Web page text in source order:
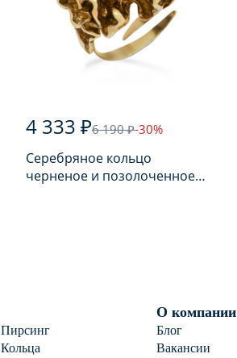
4 333 ₽6 190 ₽-30%
Серебряное кольцо
черненое и позолоченное
Пирсинг
Кольца
О компании
Блог
Вакансии